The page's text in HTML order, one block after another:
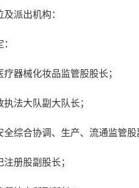
派出机构：
器械化妆品监管股股长；
法大队副大队长；
全综合协调、生产、流通监管
册股副股长；